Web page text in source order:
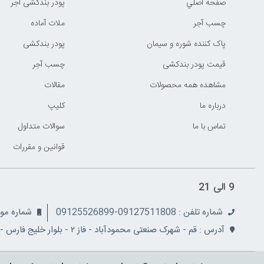
صفحه اصلي
چسب آجر
پاک کننده شوره و سیمان
قیمت پودر بندکشی
مشاهده همه محصولات
درباره ما
تماس با ما
پودر بندکشی آجر
ملات آماده
پودر بندکشی
چسب آجر
مقالات
کليپ
سوالات متداول
قوانين و مقررات
9 الی 21
شماره تلفن : 09127511808-09125526899
شماره موبایل:
آدرس : قم - شهرک صنعتی محمودآباد - فاز ۲ - بلوار خلیج فارس - نبش کوچه ۵